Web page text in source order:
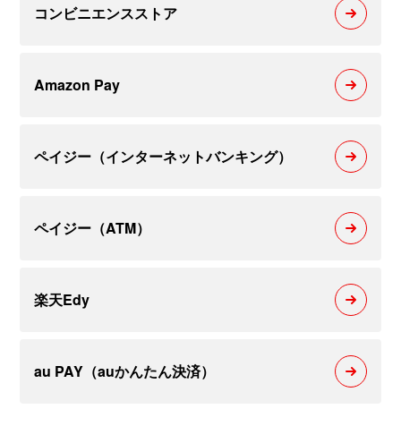
コンビニエンスストア
Amazon Pay
ペイジー（インターネットバンキング）
ペイジー（ATM）
楽天Edy
au PAY（auかんたん決済）